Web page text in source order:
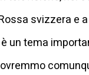
svizzera e
un tema